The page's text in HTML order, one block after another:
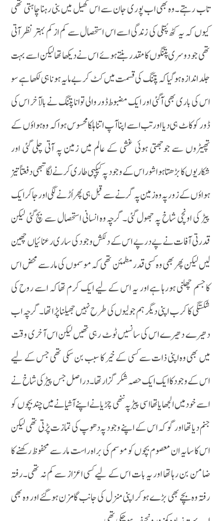
تاب رہتے۔وہ بھی اب پوری جان سے اس کھیل میں بنی رہنا چاہتی تھی
کیوں کہ یہ کٹھ پُتلی کی زندگی اسے اس استحصال سے کم از کم بہتر نظر آتی
تھی جو دوسری پتنگوں کا مقدر بنتے ہوئے اس نے دیکھا تھا لیکن اسے بہت
جلد اندازہ ہوگیا کہ پتنگ کی قسمت میں کٹ کر بے مایہ ہونا ہی لکھا ہے سو
اس کی باری بھی آگئی اور ایک مضبوط ڈور والی توانا پتنگ نے بالآخر اس کی
ڈور کو کاٹ ہی دیا اور تب اسے اپنا آپ اتنا ہلکا محسوس ہوا کہ وہ ہواؤں کے
تھپیڑوں سے جوجھتی ہوئی غشی کے عالم میں زمین پہ آتی چلی گئی اور
شکاریوں کا بڑھتا ہوا شور اس کے وجود پہ کپکپی طاری کرنے لگا تبھی دفعتاً تیز
ہواؤں کے زور پہ وہ زمین پہ گرنے سے قبل ہی پھر اُڑنے لگی اور جاکر ایک
پیڑ کی اونچی شاخ پہ جھول گئی۔گرچہ وہ انسانی استحصال سے بچ گئی لیکن
قدرتی آفات نے پے در پے اس کے دلکش وجود کی ساری رعنائیاں چھین
لیں لیکن پھر بھی وہ کسی قدر مطمئن تھی کہ موسموں کی مار سے محض اس
کاجسم چھلنی ہورہا ہے اور یہ اس کے لیے ایک کرم تھا کہ اسے روح کی
شکستگی کا کرب اپنی دیگر ہم جولیوں کی طرح نہیں جھیلنا پڑا تھا۔گرچہ اب
دھیرے دھیرے اس کی سانسیں ٹوٹ رہی تھیں لیکن اس آخری وقت
میں بھی وہ اپنی ذات سے کسی کے خیر کا سبب بن سکی تھی جس کے لیے
اس کے وجود کا ایک ایک حصہ شکر گزار تھا۔دراصل جس پیڑ کی شاخ نے
اسے خود میں الجھایا تھا اسی پیڑ پہ ننھی چڑیا نے اپنے آشیانے میں چند بچوں کو
جنم دیا تھا اور گو کہ اس کے اپنے وجود پہ دھوپ کی تمازت پڑتی تھی لیکن
اس کا سایہ ان معصوم بچوں کو موسم کی براہ راست مار سے محفوظ رکھنے کا
ضامن بن رہا تھا اور یہ بات اس کے لیے کسی اعزاز سے کم نہ تھی۔رفتہ
رفتہ وہ بچے بھی بڑے ہوکر اپنی منزل کی جانب گامزن ہوگئے اور وہ بھی